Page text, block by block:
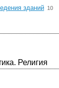
зданий 10
Религия